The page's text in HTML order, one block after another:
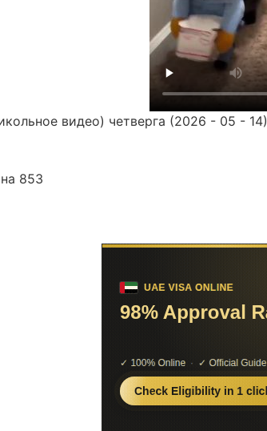
видео) четверга (2026 - 05 - 14)
853